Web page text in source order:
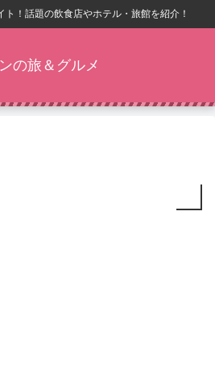
！話題の飲食店やホテル・旅館を紹介！
の旅＆グルメ